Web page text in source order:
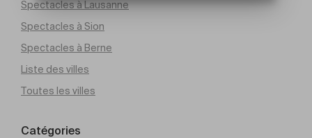
Spectacles à Lausanne
Spectacles à Sion
Spectacles à Berne
Liste des villes
Toutes les villes
Catégories